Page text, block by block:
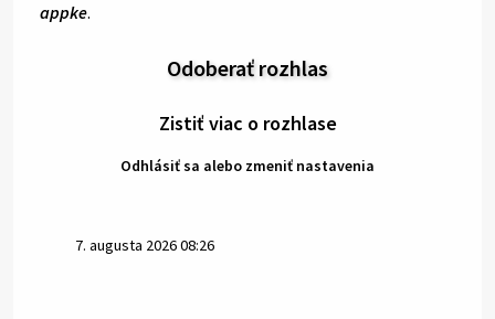
appke.
Odoberať rozhlas
Zistiť viac o rozhlase
Odhlásiť sa alebo zmeniť nastavenia
7. augusta 2026 08:26